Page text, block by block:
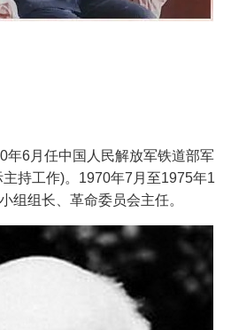
年6月任中国人民解放军铁道部军
持工作)。1970年7月至1975年1
组组长、革命委员会主任。